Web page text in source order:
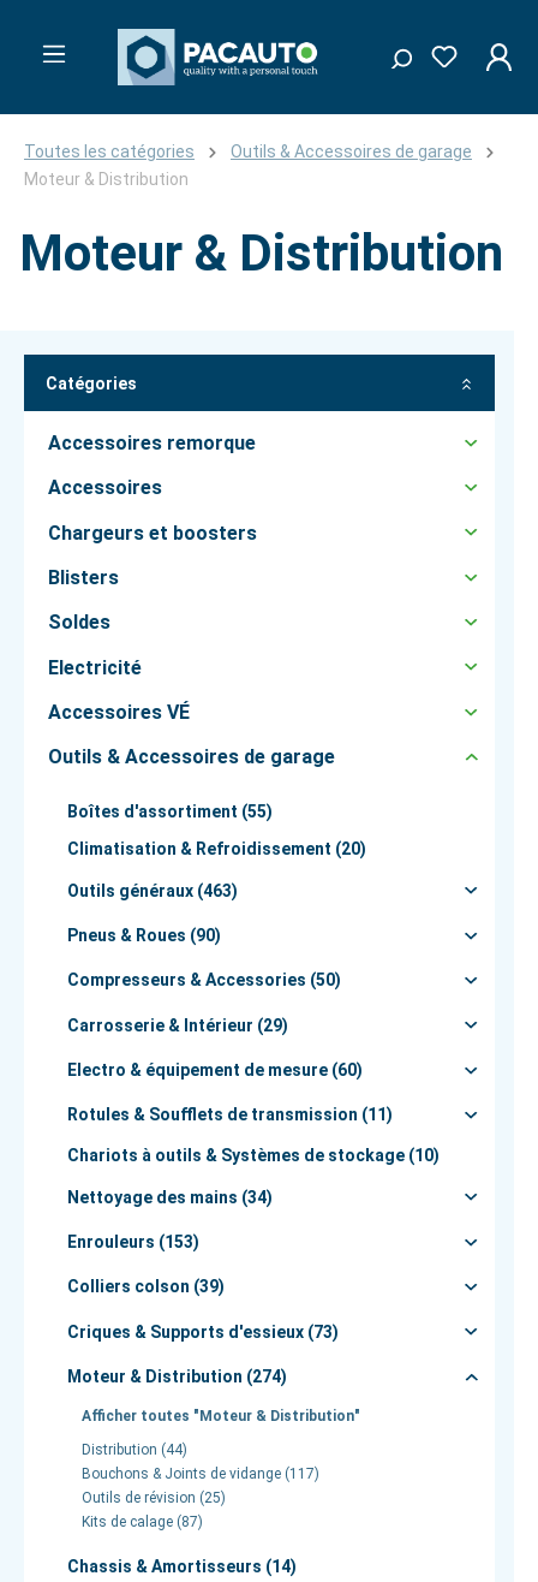
Toutes les catégories
Outils & Accessoires de garage
Moteur & Distribution
Moteur & Distribution
Catégories
Accessoires remorque
Accessoires
Chargeurs et boosters
Blisters
Soldes
Electricité
Accessoires VÉ
Outils & Accessoires de garage
Boîtes d'assortiment (55)
Climatisation & Refroidissement (20)
Outils généraux (463)
Pneus & Roues (90)
Compresseurs & Accessories (50)
Carrosserie & Intérieur (29)
Electro & équipement de mesure (60)
Rotules & Soufflets de transmission (11)
Chariots à outils & Systèmes de stockage (10)
Nettoyage des mains (34)
Enrouleurs (153)
Colliers colson (39)
Criques & Supports d'essieux (73)
Moteur & Distribution (274)
Afficher toutes "Moteur & Distribution"
Distribution (44)
Bouchons & Joints de vidange (117)
Outils de révision (25)
Kits de calage (87)
Chassis & Amortisseurs (14)